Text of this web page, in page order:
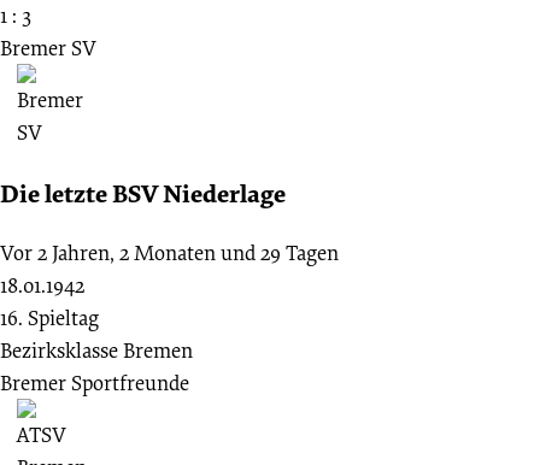
1 : 3
Bremer SV
Die letzte BSV Niederlage
Vor 2 Jahren, 2 Monaten und 29 Tagen
18.01.1942
16. Spieltag
Bezirksklasse Bremen
Bremer Sportfreunde